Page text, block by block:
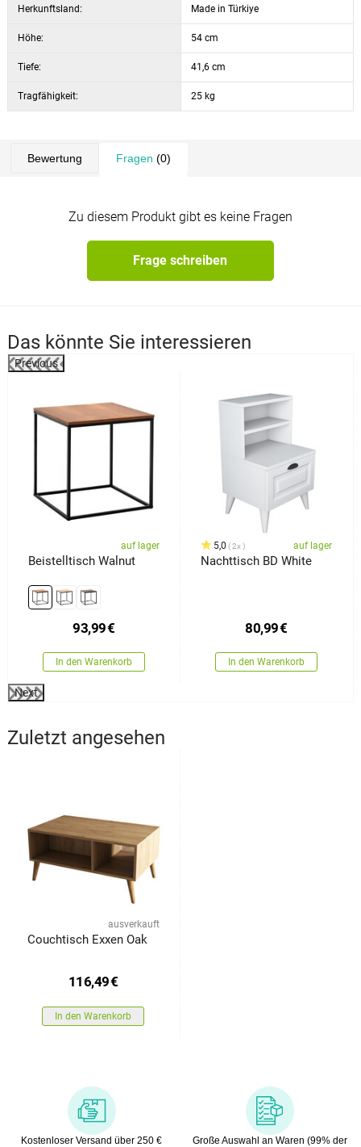
Herkunftsland: Made in Türkiye
Höhe: 54 cm
Tiefe: 41,6 cm
Tragfähigkeit: 25 kg
Bewertung Fragen (0)
Zu diesem Produkt gibt es keine Fragen
Frage schreiben
Das könnte Sie interessieren
Previous
auf lager
Beistelltisch Walnut
93,99€
In den Warenkorb
5,0 2x auf lager
Nachttisch BD White
80,99€
In den Warenkorb
Next
Zuletzt angesehen
ausverkauft
Couchtisch Exxen Oak
116,49€
In den Warenkorb
Kostenloser Versand über 250 €
Große Auswahl an Waren (99% der